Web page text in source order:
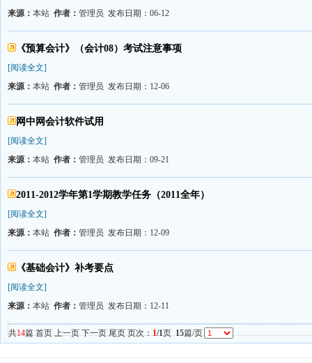
来源： 本站 作者： 管理员 发布日期：06-12
《预算会计》（会计08）考试注意事项
[阅读全文]
来源： 本站 作者： 管理员 发布日期：12-06
网中网会计软件试用
[阅读全文]
来源： 本站 作者： 管理员 发布日期：09-21
2011-2012学年第1学期教学任务（2011全年）
[阅读全文]
来源： 本站 作者： 管理员 发布日期：12-09
《基础会计》补考要点
[阅读全文]
来源： 本站 作者： 管理员 发布日期：12-11
共14篇 首页 上一页 下一页 尾页 页次：1/1页15篇/页